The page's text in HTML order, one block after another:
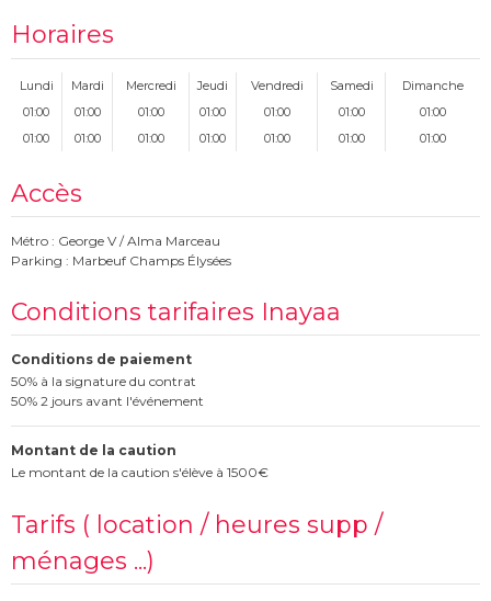
Horaires
Lundi Mardi Mercredi Jeudi Vendredi Samedi
Dimanche
01:00
01:00 01:00 01:00 01:00 01:00
01:00
01:00
01:00 01:00 01:00 01:00 01:00 01:00
Accès
Métro : George V / Alma Marceau
Parking : Marbeuf Champs Élysées
Conditions tarifaires Inayaa
Conditions de paiement
50% à la signature du contrat
50% 2 jours avant l'événement
Montant de la caution
Le montant de la caution s'élève à 1500€
Tarifs ( location / heures supp /
ménages ...)